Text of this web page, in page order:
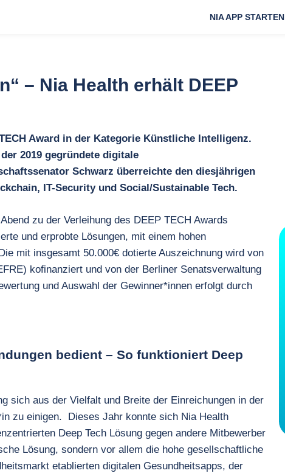
NIA APP STARTEN
– Nia Health erhält DEEP
Award in der Kategorie Künstliche Intelligenz.
2019 gegründete digitale
Schwarz überreichte den diesjährigen
IT-Security und Social/Sustainable Tech.
zu der Verleihung des DEEP TECH Awards
und erprobte Lösungen, mit einem hohen
mit insgesamt 50.000€ dotierte Auszeichnung wird von
kofinanziert und von der Berliner Senatsverwaltung
und Auswahl der Gewinner*innen erfolgt durch
bedient – So funktioniert Deep
sich aus der Vielfalt und Breite der Einreichungen in der
zu einigen. Dieses Jahr konnte sich Nia Health
Deep Tech Lösung gegen andere Mitbewerber
Lösung, sondern vor allem die hohe gesellschaftliche
etablierten digitalen Gesundheitsapps, der